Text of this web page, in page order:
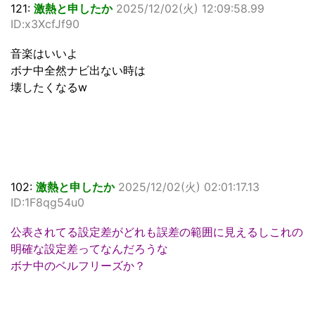
121: 激熱と申したか 2025/12/02(火) 12:09:58.99
ID:x3XcfJf90
音楽はいいよ
ボナ中全然ナビ出ない時は
壊したくなるw
102: 激熱と申したか 2025/12/02(火) 02:01:17.13
ID:1F8qg54u0
公表されてる設定差がどれも誤差の範囲に見えるしこれの
明確な設定差ってなんだろうな
ボナ中のベルフリーズか？